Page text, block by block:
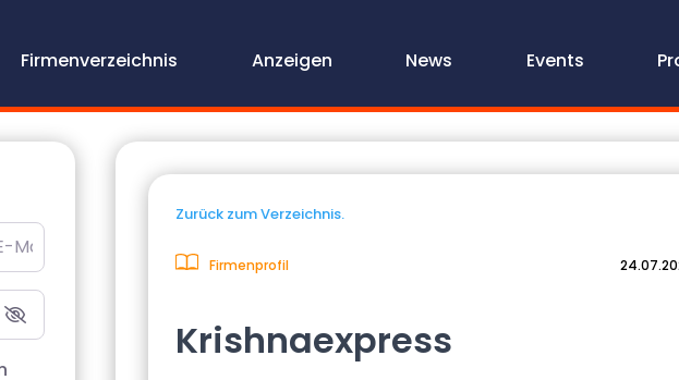
Firmenverzeichnis Anzeigen News Events
Adresse
Zurück zum Verzeichnis.
Firmenprofil
Krishnaexpress